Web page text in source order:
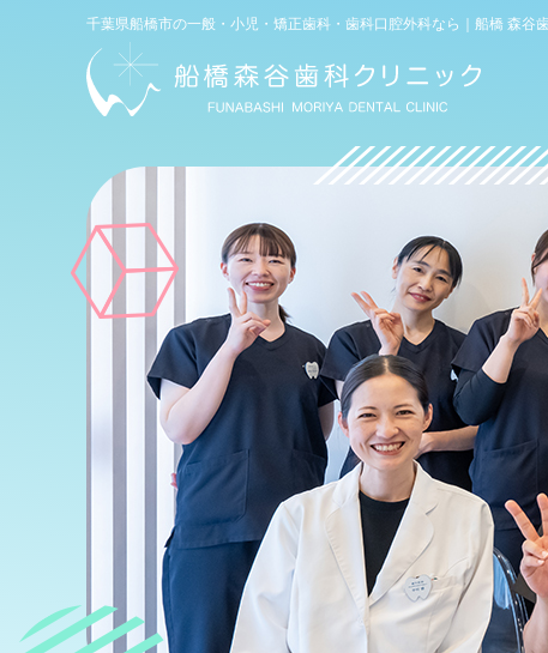
千葉県船橋市の一般・小児・矯正歯科・歯科口腔外科なら｜船橋 森谷
(初診専用)
お問い合わせ